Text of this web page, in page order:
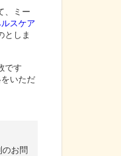
、ミー
スケア
としま
です
いただ
お問